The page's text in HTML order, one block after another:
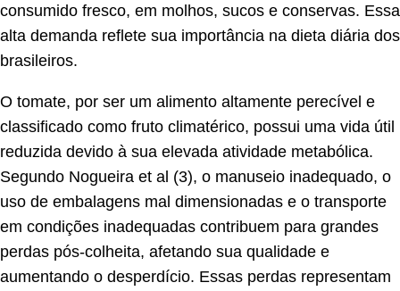
consumido fresco, em molhos, sucos e conservas. Essa
alta demanda reflete sua importância na dieta diária dos
brasileiros.
O tomate, por ser um alimento altamente perecível e
classificado como fruto climatérico, possui uma vida útil
reduzida devido à sua elevada atividade metabólica.
Segundo Nogueira et al (3), o manuseio inadequado, o
uso de embalagens mal dimensionadas e o transporte
em condições inadequadas contribuem para grandes
perdas pós-colheita, afetando sua qualidade e
aumentando o desperdício. Essas perdas representam